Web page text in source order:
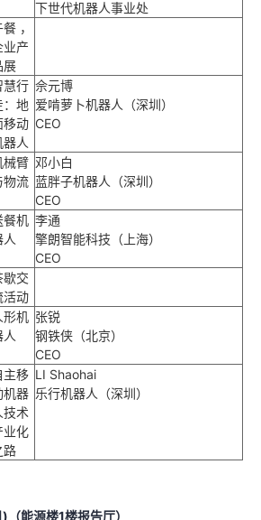
下世代机器人事业处
，
业产
展
慧行
：地
移动
器人
佘元博
爱啃萝卜机器人（深圳）
CEO
械臂
物流
邓小白
蓝胖子机器人（深圳）
CEO
餐机
人
李通
擎朗智能科技（上海）
CEO
歇交
活动
形机
人
张锐
钢铁侠（北京）
CEO
主移
机器
技术
业化
路
LI Shaohai
乐行机器人（深圳）
能源楼1楼报告厅）